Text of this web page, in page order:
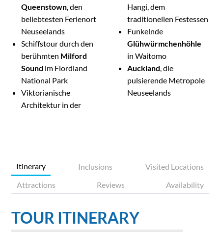
Queenstown, den
beliebtesten Ferienort
Neuseelands
Schiffstour durch den
berühmten Milford
Sound im Fiordland
National Park
Viktorianische
Architektur in der
Hangi, dem
traditionellen Festessen
Funkelnde
Glühwürmchenhöhle
in Waitomo
Auckland , die
pulsierende Metropole
Neuseelands
Itinerary Inclusions
Visited Locations
Attractions
Reviews Availability
TOUR ITINERARY